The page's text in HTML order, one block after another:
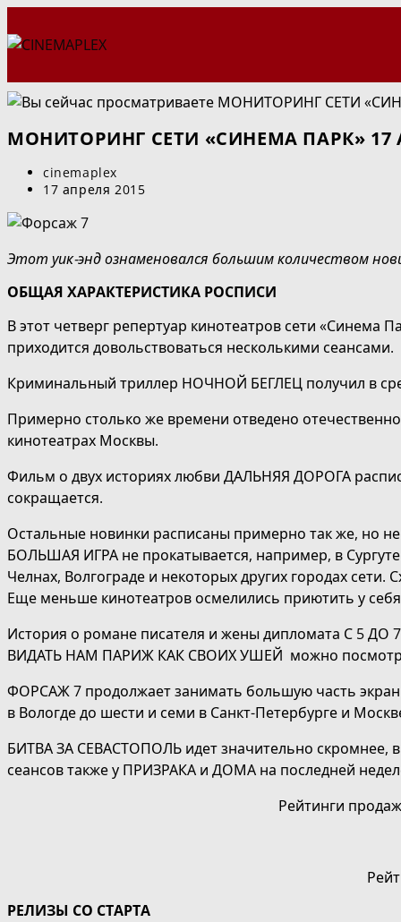
к
МОНИТОРИНГ СЕТИ «СИНЕМА ПАРК»
Автор
записи:
cinemaplex
Запись
17 апреля 2015
Этот уик-энд ознаменовался большим количеством
ОБЩАЯ ХАРАКТЕРИСТИКА РОСПИСИ
В этот четверг репертуар кинотеатров сети
приходится довольствоваться несколькими сеансами.
Криминальный триллер НОЧНОЙ БЕГЛЕЦ получил в
Примерно столько же времени отведено
кинотеатрах Москвы.
Фильм о двух историях любви ДАЛЬНЯЯ ДОРОГА
сокращается.
Остальные новинки расписаны примерно так же, но не
БОЛЬШАЯ ИГРА не прокатывается, например, в
Челнах, Волгограде и некоторых других городах
Еще меньше кинотеатров осмелились приютить у
История о романе писателя и жены дипломата С 5
ВИДАТЬ НАМ ПАРИЖ КАК СВОИХ УШЕЙ можно
ФОРСАЖ 7 продолжает занимать большую часть
в Вологде до шести и семи в Санкт-Петербурге и
БИТВА ЗА СЕВАСТОПОЛЬ идет значительно скромнее,
сеансов также у ПРИЗРАКА и ДОМА на последней
Рейтинги
РЕЛИЗЫ СО СТАРТА